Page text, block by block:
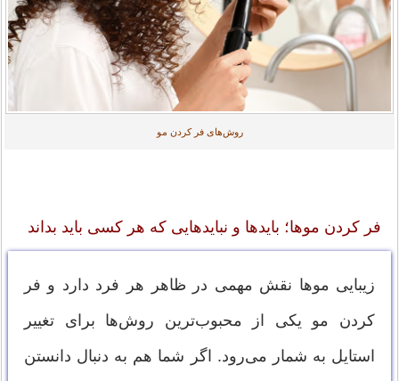
روش‌های فر کردن مو
فر کردن موها؛ بایدها و نبایدهایی که هر کسی باید بداند
زیبایی موها نقش مهمی در ظاهر هر فرد دارد و فر
کردن مو یکی از محبوب‌ترین روش‌ها برای تغییر
استایل به شمار می‌رود. اگر شما هم به دنبال دانستن